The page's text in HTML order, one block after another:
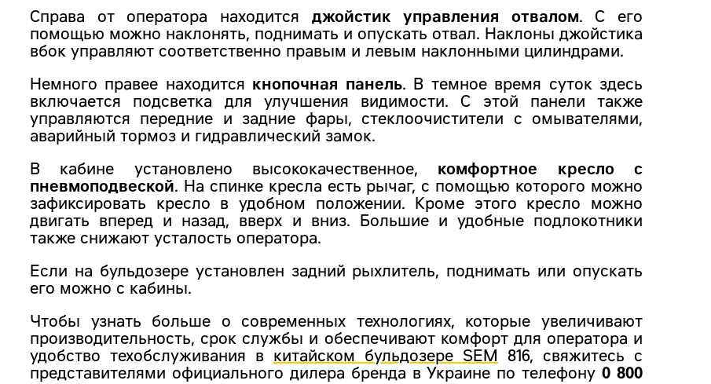
Справа от оператора находится джойстик управления отвалом. С его
помощью можно наклонять, поднимать и опускать отвал. Наклоны джойстика
вбок управляют соответственно правым и левым наклонными цилиндрами.
Немного правее находится кнопочная панель. В темное время суток здесь
включается подсветка для улучшения видимости. С этой панели также
управляются передние и задние фары, стеклоочистители с омывателями,
аварийный тормоз и гидравлический замок.
В кабине установлено высококачественное, комфортное кресло с
пневмоподвеской. На спинке кресла есть рычаг, с помощью которого можно
зафиксировать кресло в удобном положении. Кроме этого кресло можно
двигать вперед и назад, вверх и вниз. Большие и удобные подлокотники
также снижают усталость оператора.
Если на бульдозере установлен задний рыхлитель, поднимать или опускать
его можно с кабины.
Чтобы узнать больше о современных технологиях, которые увеличивают
производительность, срок службы и обеспечивают комфорт для оператора и
удобство техобслуживания в китайском бульдозере SEM 816, свяжитесь с
представителями официального дилера бренда в Украине по телефону0 800